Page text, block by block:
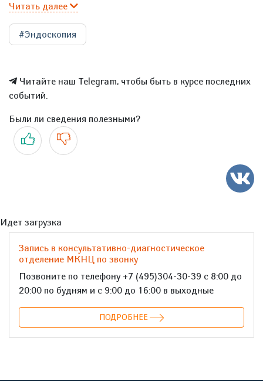
Читать далее
#Эндоскопия
Читайте наш Telegram, чтобы быть в курсе последних
событий.
Были ли сведения полезными?
Да Нет
Идет загрузка
Запись в консультативно-диагностическое
отделение МКНЦ по звонку
Позвоните по телефону +7 (495)304-30-39 с 8:00 до
20:00 по будням и с 9:00 до 16:00 в выходные
ПОДРОБНЕЕ